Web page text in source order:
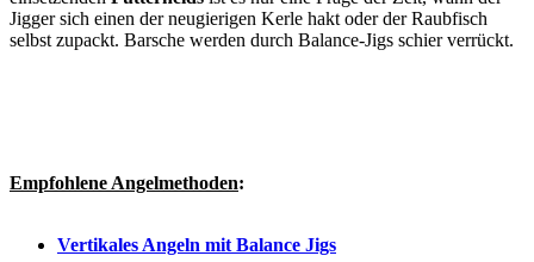
Jigger sich einen der neugierigen Kerle hakt oder der Raubfisch
selbst zupackt. Barsche werden durch Balance-Jigs schier verrückt.
Empfohlene Angelmethoden:
Vertikales Angeln mit Balance Jigs